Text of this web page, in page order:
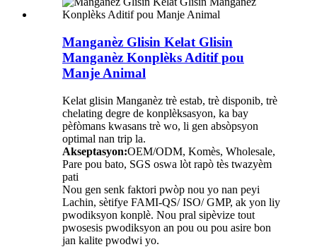
Manganèz Glisin Kelat Glisin
Manganèz Konplèks Aditif pou
Manje Animal
Kelat glisin Manganèz trè estab, trè disponib, trè
chelating degre de konplèksasyon, ka bay
pèfòmans kwasans trè wo, li gen absòpsyon
optimal nan trip la.
Akseptasyon:OEM/ODM, Komès, Wholesale,
Pare pou bato, SGS oswa lòt rapò tès twazyèm
pati
Nou gen senk faktori pwòp nou yo nan peyi
Lachin, sètifye FAMI-QS/ ISO/ GMP, ak yon liy
pwodiksyon konplè. Nou pral sipèvize tout
pwosesis pwodiksyon an pou ou pou asire bon
jan kalite pwodwi yo.